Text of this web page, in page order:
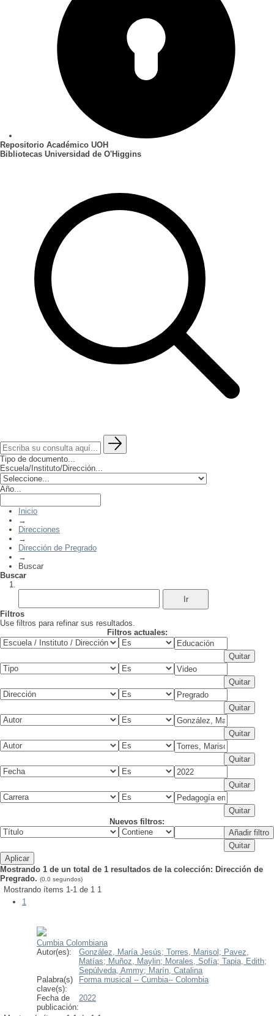
Repositorio Académico UOH
Bibliotecas Universidad de O'Higgins
Tipo de documento...
Escuela/Instituto/Dirección...
Año...
Inicio
→
Direcciones
→
Dirección de Pregrado
→
Buscar
Buscar
Filtros
Use filtros para refinar sus resultados.
Filtros actuales:
Nuevos filtros:
Mostrando 1 de un total de 1 resultados de la colección: Dirección de
Pregrado. (0.0 segundos)
Mostrando ítems 1-1 de 1 1
1
Cumbia Colombiana
Autor(es):
González, María Jesús; Torres, Marisol; Pavez,
Matías; Muñoz, Maylin; Morales, Sofía; Tapia, Edith;
Sepúlveda, Ammy; Marín, Catalina
Palabra(s)
clave(s):
Forma musical -- Cumbia-- Colombia
Fecha de
publicación:
2022